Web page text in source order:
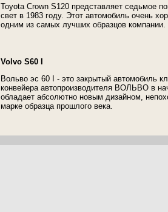
Toyota Crown S120 представляет седьмое
свет в 1983 году. Этот автомобиль очень
одним из самых лучших образцов компании.
Volvo S60 I
Вольво эс 60 I - это закрытый автомобиль
конвейера автопроизводителя ВОЛЬВО в
обладает абсолютно новым дизайном,
марке образца прошлого века.